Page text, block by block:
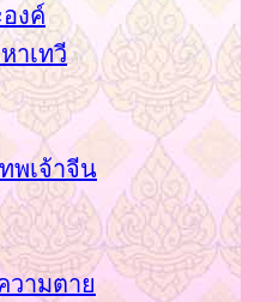
งค์
าเทวี
พเจ้าจีน
วามตา